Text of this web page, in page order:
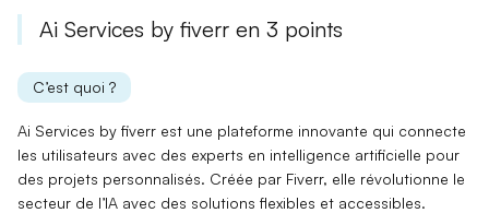
Ai Services by fiverr en 3 points
C’est quoi ?
Ai Services by fiverr est une plateforme innovante qui connecte
les utilisateurs avec des experts en intelligence artificielle pour
des projets personnalisés. Créée par Fiverr, elle révolutionne le
secteur de l’IA avec des solutions flexibles et accessibles.